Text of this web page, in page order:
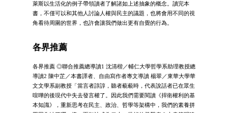
萊斯以生活化的例子帶領讀者了解諸如上述抽象的概念。讀完本
書，不僅可以和其他人討論人權與民主的議題，也將會用不同的視
角看待周圍的世界，也許會讓我們做出更有自覺的行為。
各界推薦
各界推薦 ◎聯合推薦總導讀1 沈清楷／輔仁大學哲學系助理教授總
導讀2 陳中芷／本書譯者、自由寫作者專文導讀 楊翠／東華大學華
文文學系副教授「當言者諄諄，聽者藐藐時，代表說話者已在眾生
喧嘩的後現代中失去發言權了。因此我們需要閱讀《捍衛權利的基
本知識》，重新思考在民主、政治、哲學等架構中，我們的素養拼